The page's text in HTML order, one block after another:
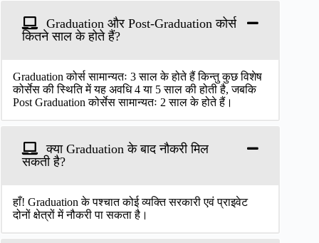
Graduation और Post-Graduation कोर्स
कितने साल के होते हैं?
Graduation कोर्स सामान्यतः 3 साल के होते हैं किन्तु कुछ विशेष
कोर्सेस की स्थिति में यह अवधि 4 या 5 साल की होती है, जबकि
Post Graduation कोर्सेस सामान्यतः 2 साल के होते हैं।
क्या Graduation के बाद नौकरी मिल
सकती है?
हाँ! Graduation के पश्चात कोई व्यक्ति सरकारी एवं प्राइवेट
दोनों क्षेत्रों में नौकरी पा सकता है।